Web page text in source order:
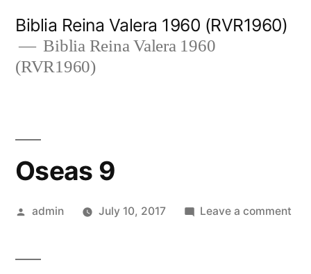
content
Biblia Reina Valera 1960 (RVR1960)
Biblia Reina Valera 1960
(RVR1960)
Oseas 9
Posted
admin July 10, 2017 Leave a comment